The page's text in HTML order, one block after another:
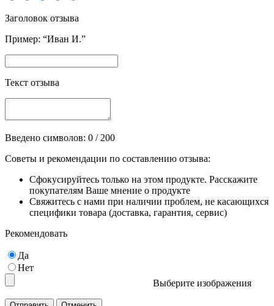
Заголовок отзыва
Пример: “Иван И.”
Текст отзыва
Введено символов: 0 / 200
Советы и рекомендации по составлению отзыва:
Сфокусируйтесь только на этом продукте. Расскажите
покупателям Ваше мнение о продукте
Свяжитесь с нами при наличии проблем, не касающихся
специфики товара (доставка, гарантия, сервис)
Рекомендовать
Да
Нет
Выберите изображения